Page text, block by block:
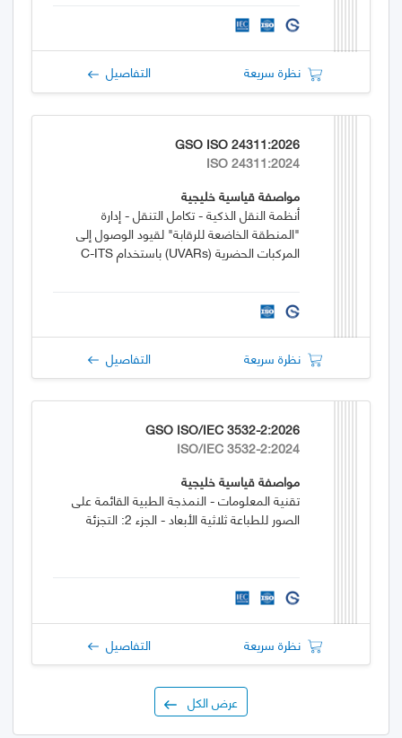
نظرة سريعة التفاصيل
GSO ISO 24311:2026
ISO 24311:2024
مواصفة قياسية خليجية
أنظمة النقل الذكية - تكامل التنقل - إدارة
"المنطقة الخاضعة للرقابة" لقيود الوصول إلى
المركبات الحضرية (UVARs) باستخدام C-ITS
نظرة سريعة التفاصيل
GSO ISO/IEC 3532-2:2026
ISO/IEC 3532-2:2024
مواصفة قياسية خليجية
تقنية المعلومات - النمذجة الطبية القائمة على
الصور للطباعة ثلاثية الأبعاد - الجزء 2: التجزئة
نظرة سريعة التفاصيل
عرض الكل